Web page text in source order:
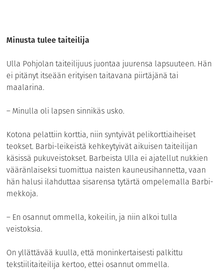
Minusta tulee taiteilija
Ulla Pohjolan taiteilijuus juontaa juurensa lapsuuteen. Hän
ei pitänyt itseään erityisen taitavana piirtäjänä tai
maalarina.
– Minulla oli lapsen sinnikäs usko.
Kotona pelattiin korttia, niin syntyivät pelikorttiaiheiset
teokset. Barbi-leikeistä kehkeytyivät aikuisen taiteilijan
käsissä pukuveistokset. Barbeista Ulla ei ajatellut nukkien
vääränlaiseksi tuomittua naisten kauneusihannetta, vaan
hän halusi ilahduttaa sisarensa tytärtä ompelemalla Barbi-
mekkoja.
– En osannut ommella, kokeilin, ja niin alkoi tulla
veistoksia.
On yllättävää kuulla, että moninkertaisesti palkittu
tekstiilitaiteilija kertoo, ettei osannut ommella.